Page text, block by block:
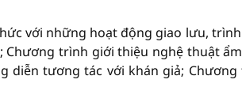
với những hoạt động giao lưu,
Chương trình giới thiệu nghệ thuật
diễn tương tác với khán giả;